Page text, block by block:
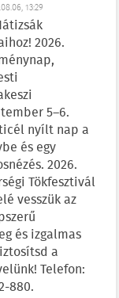
13:29
2026.
5–6.
nyílt nap a
és egy
2026.
Tökfesztivál
vesszük az
és izgalmas
a
Telefon:
880.